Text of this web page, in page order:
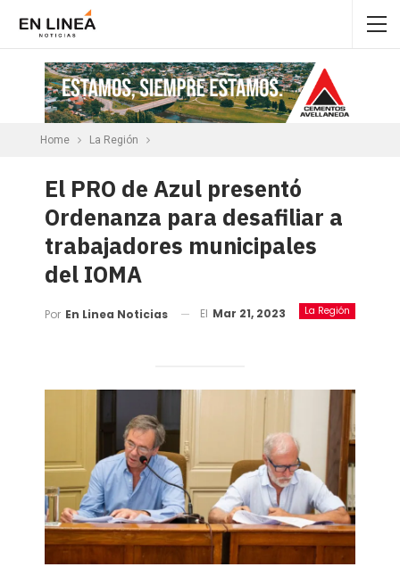
Home La Región
El PRO de Azul presentó
Ordenanza para desafiliar a
trabajadores municipales
del IOMA
La Región
Por En Linea Noticias El Mar 21, 2023